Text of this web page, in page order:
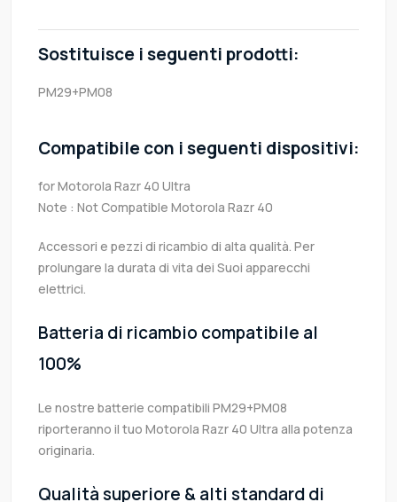
Sostituisce i seguenti prodotti:
PM29+PM08
Compatibile con i seguenti dispositivi:
for Motorola Razr 40 Ultra
Note : Not Compatible Motorola Razr 40
Accessori e pezzi di ricambio di alta qualità. Per
prolungare la durata di vita dei Suoi apparecchi
elettrici.
Batteria di ricambio compatibile al
100%
Le nostre batterie compatibili PM29+PM08
riporteranno il tuo Motorola Razr 40 Ultra alla potenza
originaria.
Qualità superiore & alti standard di